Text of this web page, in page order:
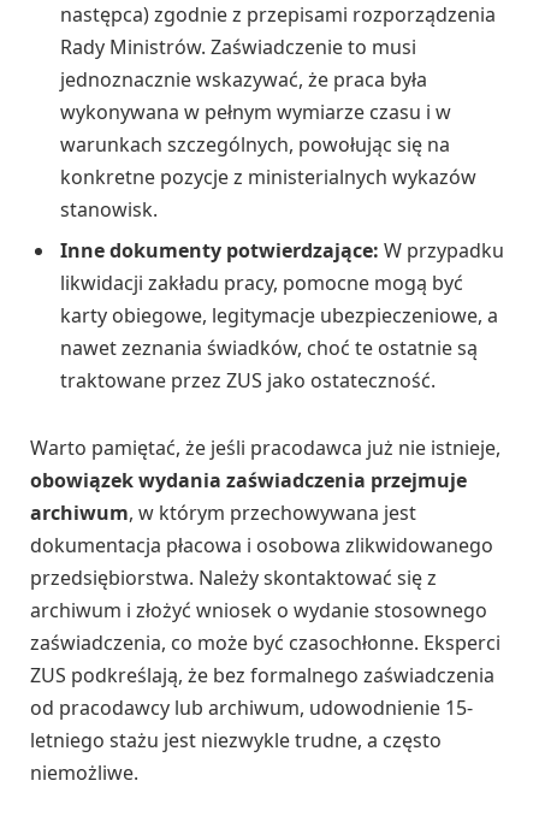
następca) zgodnie z przepisami rozporządzenia
Rady Ministrów. Zaświadczenie to musi
jednoznacznie wskazywać, że praca była
wykonywana w pełnym wymiarze czasu i w
warunkach szczególnych, powołując się na
konkretne pozycje z ministerialnych wykazów
stanowisk.
Inne dokumenty potwierdzające: W przypadku
likwidacji zakładu pracy, pomocne mogą być
karty obiegowe, legitymacje ubezpieczeniowe, a
nawet zeznania świadków, choć te ostatnie są
traktowane przez ZUS jako ostateczność.
Warto pamiętać, że jeśli pracodawca już nie istnieje,
obowiązek wydania zaświadczenia przejmuje
archiwum, w którym przechowywana jest
dokumentacja płacowa i osobowa zlikwidowanego
przedsiębiorstwa. Należy skontaktować się z
archiwum i złożyć wniosek o wydanie stosownego
zaświadczenia, co może być czasochłonne. Eksperci
ZUS podkreślają, że bez formalnego zaświadczenia
od pracodawcy lub archiwum, udowodnienie 15-
letniego stażu jest niezwykle trudne, a często
niemożliwe.